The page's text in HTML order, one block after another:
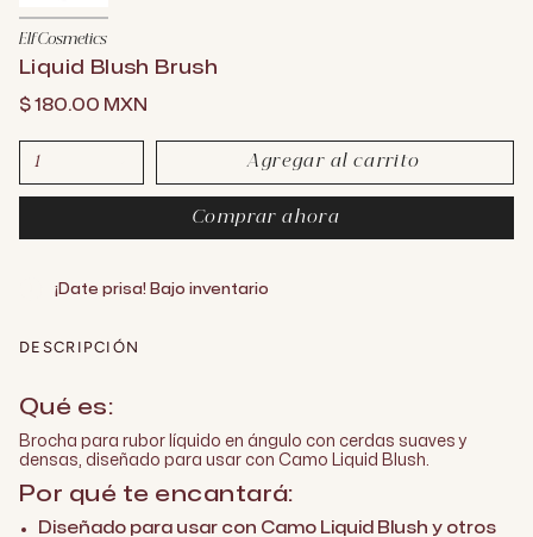
Elf Cosmetics
Liquid Blush Brush
$ 180.00 MXN
1 Agregar al carrito
Comprar ahora
¡Date prisa! Bajo inventario
DESCRIPCIÓN
Qué es:
Brocha para rubor líquido en ángulo con cerdas suaves y
densas, diseñado para usar con Camo Liquid Blush.
Por qué te encantará:
Diseñado para usar con Camo Liquid Blush y otros